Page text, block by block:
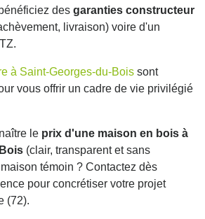
des garanties constructeur
livraison) voire d'un
à Saint-Georges-du-Bois sont
vous offrir un cadre de vie privilégié
le prix d'une maison en bois à
(clair, transparent et sans
témoin ? Contactez dès
pour concrétiser votre projet
(72).